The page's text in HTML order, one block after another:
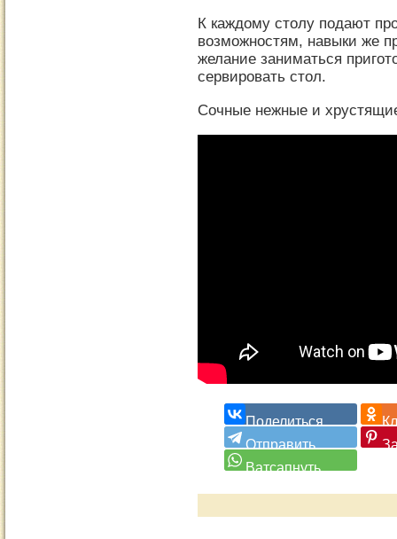
К каждому столу подают
возможностям, навыки же
желание заниматься
сервировать стол.
Сочные нежные и